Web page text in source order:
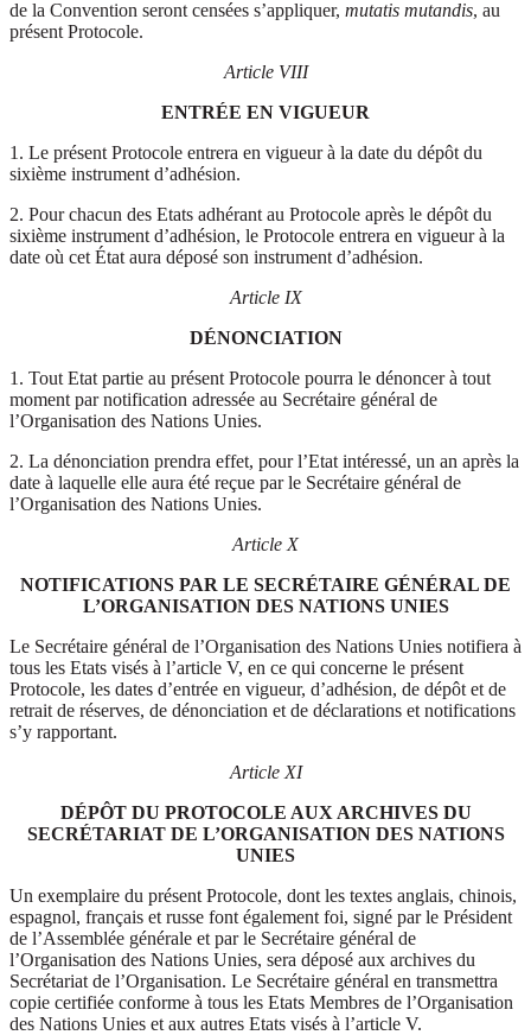
de la Convention seront censées s’appliquer, mutatis mutandis, au
présent Protocole.
Article VIII
ENTRÉE EN VIGUEUR
1. Le présent Protocole entrera en vigueur à la date du dépôt du
sixième instrument d’adhésion.
2. Pour chacun des Etats adhérant au Protocole après le dépôt du
sixième instrument d’adhésion, le Protocole entrera en vigueur à la
date où cet État aura déposé son instrument d’adhésion.
Article IX
DÉNONCIATION
1. Tout Etat partie au présent Protocole pourra le dénoncer à tout
moment par notification adressée au Secrétaire général de
l’Organisation des Nations Unies.
2. La dénonciation prendra effet, pour l’Etat intéressé, un an après la
date à laquelle elle aura été reçue par le Secrétaire général de
l’Organisation des Nations Unies.
Article X
NOTIFICATIONS PAR LE SECRÉTAIRE GÉNÉRAL DE
L’ORGANISATION DES NATIONS UNIES
Le Secrétaire général de l’Organisation des Nations Unies notifiera à
tous les Etats visés à l’article V, en ce qui concerne le présent
Protocole, les dates d’entrée en vigueur, d’adhésion, de dépôt et de
retrait de réserves, de dénonciation et de déclarations et notifications
s’y rapportant.
Article XI
DÉPÔT DU PROTOCOLE AUX ARCHIVES DU
SECRÉTARIAT DE L’ORGANISATION DES NATIONS
UNIES
Un exemplaire du présent Protocole, dont les textes anglais, chinois,
espagnol, français et russe font également foi, signé par le Président
de l’Assemblée générale et par le Secrétaire général de
l’Organisation des Nations Unies, sera déposé aux archives du
Secrétariat de l’Organisation. Le Secrétaire général en transmettra
copie certifiée conforme à tous les Etats Membres de l’Organisation
des Nations Unies et aux autres Etats visés à l’article V.